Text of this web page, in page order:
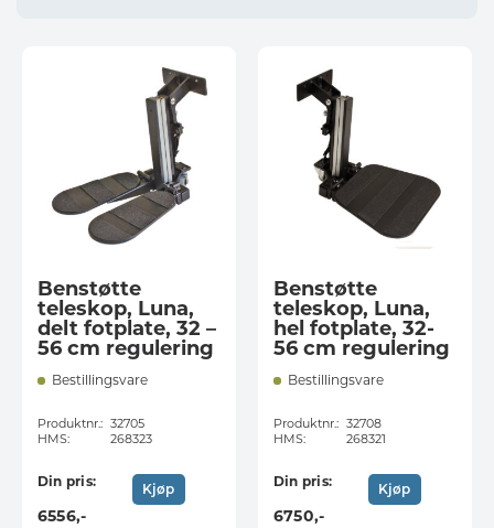
Benstøtte
teleskop, Luna,
delt fotplate, 32 –
56 cm regulering
Bestillingsvare
Produktnr.: 32705
HMS:
268323
Din pris:
6556,-
Kjøp
Benstøtte
teleskop, Luna,
hel fotplate, 32-
56 cm regulering
Bestillingsvare
Produktnr.: 32708
HMS:
268321
Din pris:
6750,-
Kjøp